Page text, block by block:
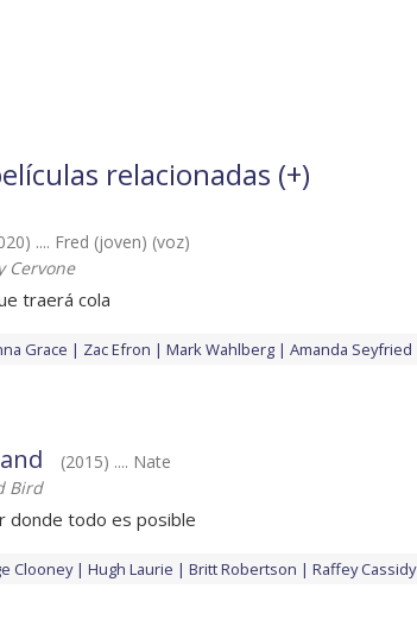
relacionadas (+)
.... Fred (joven) (voz)
Cervone
traerá cola
Grace Zac Efron Mark Wahlberg Amanda Seyfried
(2015) .... Nate
Bird
donde todo es posible
Clooney Hugh Laurie Britt Robertson Raffey Cassidy